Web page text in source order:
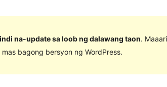
na-update sa loob ng dalawang taon.
bagong bersyon ng WordPress.